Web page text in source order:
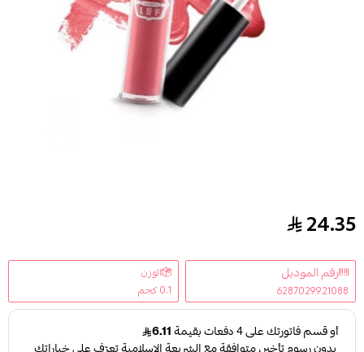
ليف احمر شفاه سائل الترا جلوس 02
24.35
رقم الموديل
6287029921088
الوزن
0.1 كجم